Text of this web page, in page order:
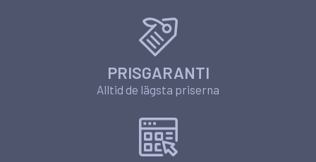
PRISGARANTI
Alltid de lägsta priserna